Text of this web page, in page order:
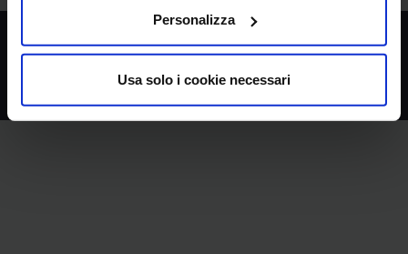
Personalizza
Usa solo i cookie necessari